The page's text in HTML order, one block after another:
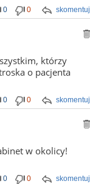
skomentuj
0 0
którzy
o pacjenta
skomentuj
0 0
w okolicy!
skomentuj
0 0